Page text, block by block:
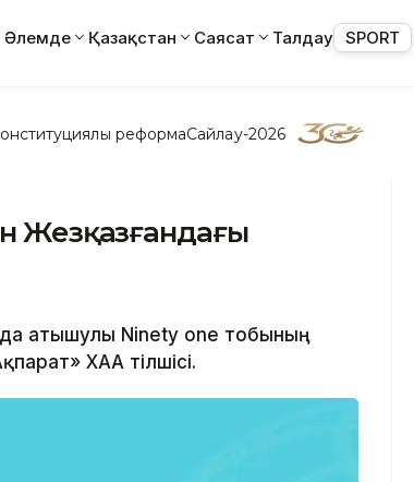
Әлемде Қазақстан Саясат Талдау SPORT
реформаСайлау-2026
Жезқазғандағы
атышулы Ninety one тобының
ХАА тілшісі.